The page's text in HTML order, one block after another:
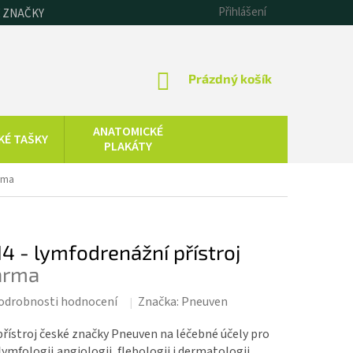
Přihlášení
NÁKUPNÍ
Prázdný košík
TAŠKY
ANATOMICKÉ
PLAKÁTY
TERAPIE
ZLATO, ZINEK
TECHNIKA
- lymfodrenážní přístroj
hodnocení Značka: Pneuven
české značky Pneuven na léčebné účely pro